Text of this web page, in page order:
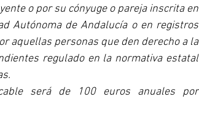
o por su cónyuge o pareja inscrita en
Autónoma de Andalucía o en registros
aquellas personas que den derecho a la
regulado en la normativa estatal
será de 100 euros anuales por